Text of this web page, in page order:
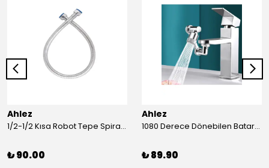
Ahlez
1/2-1/2 Kısa Robot Tepe Spiral Duş Hortumu 60cm
₺ 90.00
Ahlez
1080 Derece Dönebilen Batarya Musluk Başlığı Krom Batarya 2 Fonksiyonlu Musluk Başlığı
₺ 89.90